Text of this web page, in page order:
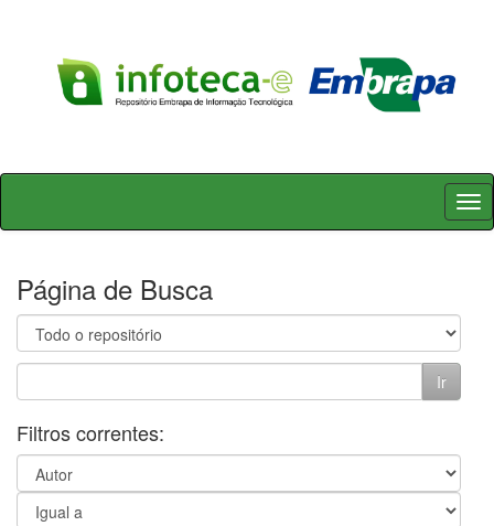
Skip
Página de Busca
Filtros correntes: